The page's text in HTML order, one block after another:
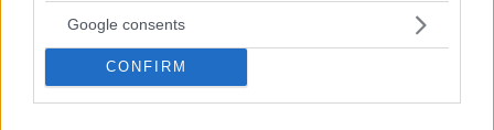
Google consents
CONFIRM
ΣΧΟΛΙΑ(115)
ΠΡΟΣΘΗΚΗ ΣΧΟΛΙΟΥ